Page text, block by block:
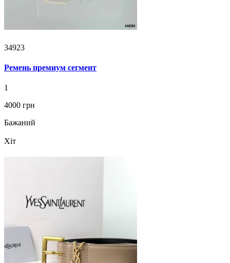
34923
Ремень премиум сегмент
1
4000 грн
Бажаний
Хіт